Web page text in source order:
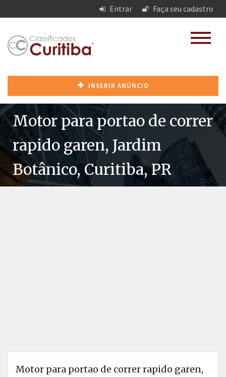
Entrar Faça seu cadastro
INSERIR ANÚNCIO
Motor para portao de correr
rapido garen, Jardim
Botânico, Curitiba, PR
Motor para portao de correr rapido garen,